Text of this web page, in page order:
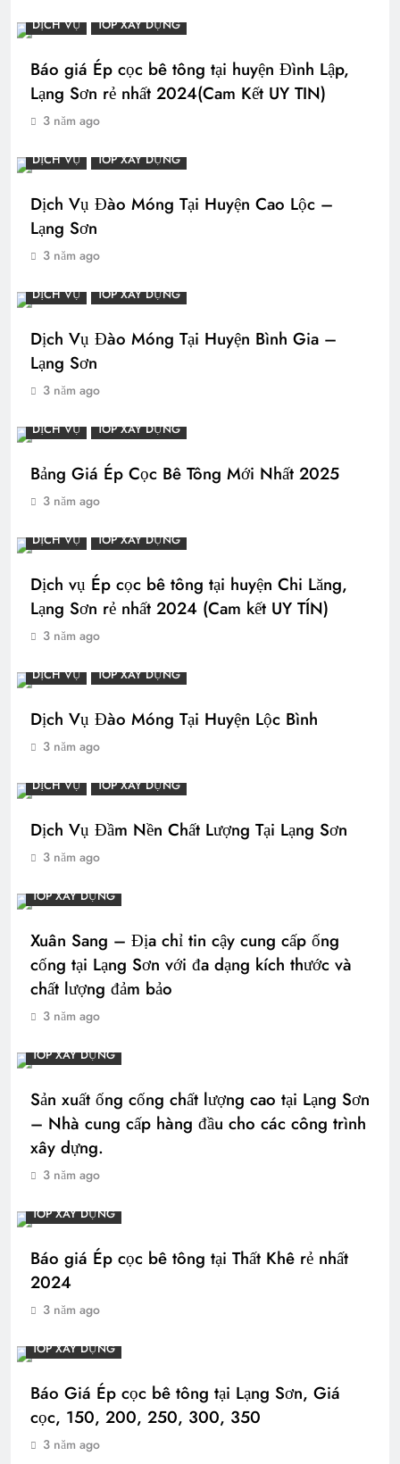
DỊCH VỤ TOP XÂY DỰNG
Báo giá Ép cọc bê tông tại huyện Đình Lập,
Lạng Sơn rẻ nhất 2024(Cam Kết UY TIN)
3 năm ago
DỊCH VỤ TOP XÂY DỰNG
Dịch Vụ Đào Móng Tại Huyện Cao Lộc –
Lạng Sơn
3 năm ago
DỊCH VỤ TOP XÂY DỰNG
Dịch Vụ Đào Móng Tại Huyện Bình Gia –
Lạng Sơn
3 năm ago
DỊCH VỤ TOP XÂY DỰNG
Bảng Giá Ép Cọc Bê Tông Mới Nhất 2025
3 năm ago
DỊCH VỤ TOP XÂY DỰNG
Dịch vụ Ép cọc bê tông tại huyện Chi Lăng,
Lạng Sơn rẻ nhất 2024 (Cam kết UY TÍN)
3 năm ago
DỊCH VỤ TOP XÂY DỰNG
Dịch Vụ Đào Móng Tại Huyện Lộc Bình
3 năm ago
DỊCH VỤ TOP XÂY DỰNG
Dịch Vụ Đầm Nền Chất Lượng Tại Lạng Sơn
3 năm ago
TOP XÂY DỰNG
Xuân Sang – Địa chỉ tin cậy cung cấp ống
cống tại Lạng Sơn với đa dạng kích thước và
chất lượng đảm bảo
3 năm ago
TOP XÂY DỰNG
Sản xuất ống cống chất lượng cao tại Lạng Sơn
– Nhà cung cấp hàng đầu cho các công trình
xây dựng.
3 năm ago
TOP XÂY DỰNG
Báo giá Ép cọc bê tông tại Thất Khê rẻ nhất
2024
3 năm ago
TOP XÂY DỰNG
Báo Giá Ép cọc bê tông tại Lạng Sơn, Giá
cọc, 150, 200, 250, 300, 350
3 năm ago